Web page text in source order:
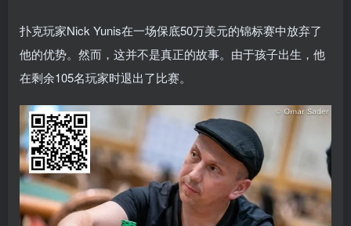
扑克玩家Nick Yunis在一场保底50万美元的锦标赛中放弃了
他的优势。然而，这并不是真正的故事。由于孩子出生，他
在剩余105名玩家时退出了比赛。